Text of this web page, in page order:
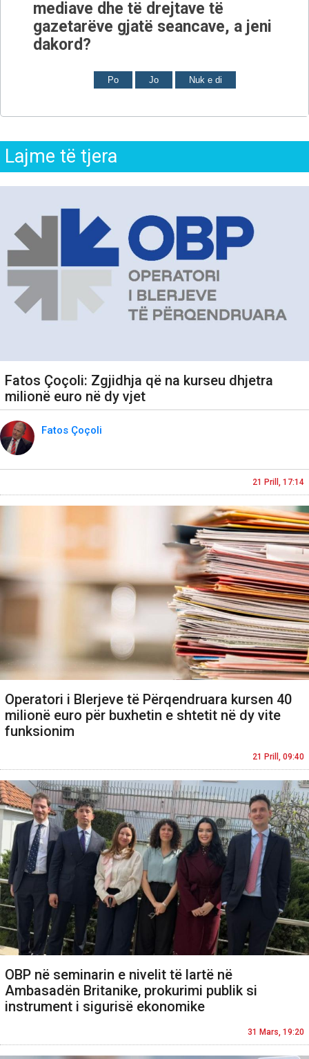
mediave dhe të drejtave të
gazetarëve gjatë seancave, a jeni
dakord?
Po Jo Nuk e di
Lajme të tjera
Fatos Çoçoli: Zgjidhja që na kurseu dhjetra
milionë euro në dy vjet
Fatos Çoçoli
21 Prill, 17:14
Operatori i Blerjeve të Përqendruara kursen 40
milionë euro për buxhetin e shtetit në dy vite
funksionim
21 Prill, 09:40
OBP në seminarin e nivelit të lartë në
Ambasadën Britanike, prokurimi publik si
instrument i sigurisë ekonomike
31 Mars, 19:20